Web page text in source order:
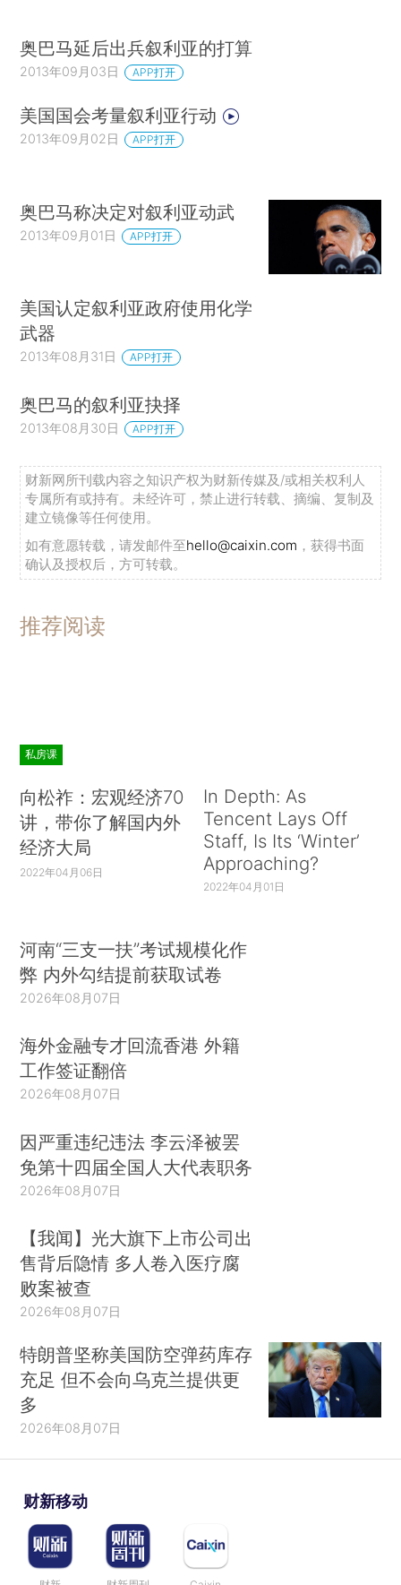
奥巴马延后出兵叙利亚的打算
2013年09月03日 APP打开
美国国会考量叙利亚行动
2013年09月02日 APP打开
奥巴马称决定对叙利亚动武
2013年09月01日 APP打开
美国认定叙利亚政府使用化学
武器
2013年08月31日 APP打开
奥巴马的叙利亚抉择
2013年08月30日 APP打开
财新网所刊载内容之知识产权为财新传媒及/或相关权利人
专属所有或持有。未经许可，禁止进行转载、摘编、复制及
建立镜像等任何使用。
如有意愿转载，请发邮件至hello@caixin.com ，获得书面
确认及授权后，方可转载。
推荐阅读
私房课
向松祚：宏观经济70
讲，带你了解国内外
经济大局
2022年04月06日
In Depth: As
Tencent Lays Off
Staff, Is Its ‘Winter’
Approaching?
2022年04月01日
河南“三支一扶”考试规模化作
弊 内外勾结提前获取试卷
2026年08月07日
海外金融专才回流香港 外籍
工作签证翻倍
2026年08月07日
因严重违纪违法 李云泽被罢
免第十四届全国人大代表职务
2026年08月07日
【我闻】光大旗下上市公司出
售背后隐情 多人卷入医疗腐
败案被查
2026年08月07日
特朗普坚称美国防空弹药库存
充足 但不会向乌克兰提供更
多
2026年08月07日
财新移动